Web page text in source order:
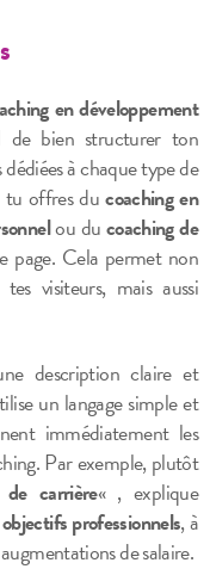
en développement
de bien structurer ton
à chaque type de
tu offres ducoaching en
ou ducoaching de
page. Cela permet non
visiteurs, mais aussi
description claire et
un langage simple et
immédiatement les
Par exemple, plutôt
de carrière« , explique
objectifs professionnels, à
de salaire.